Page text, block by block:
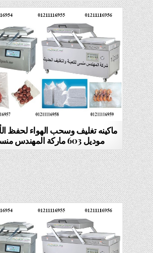
ماكينه تغليف وسحب الهواء لحفظ
موديل 603 ماركة المهندس منسى